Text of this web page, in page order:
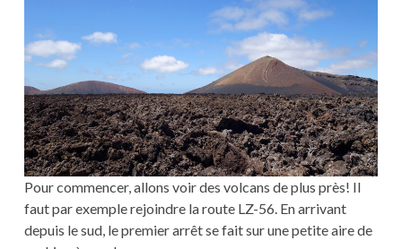
Pour commencer, allons voir des volcans de plus près! Il
faut par exemple rejoindre la route LZ-56. En arrivant
depuis le sud, le premier arrêt se fait sur une petite aire de